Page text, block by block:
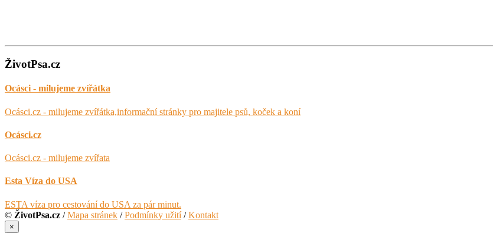
ŽivotPsa.cz
Ocásci - milujeme zvířátka
Ocásci.cz - milujeme zvířátka,informační stránky pro majitele psů, koček a koní
Ocásci.cz
Ocásci.cz - milujeme zvířata
Esta Víza do USA
ESTA víza pro cestování do USA za pár minut.
© ŽivotPsa.cz /Mapa stránek /Podmínky užití/Kontakt
×